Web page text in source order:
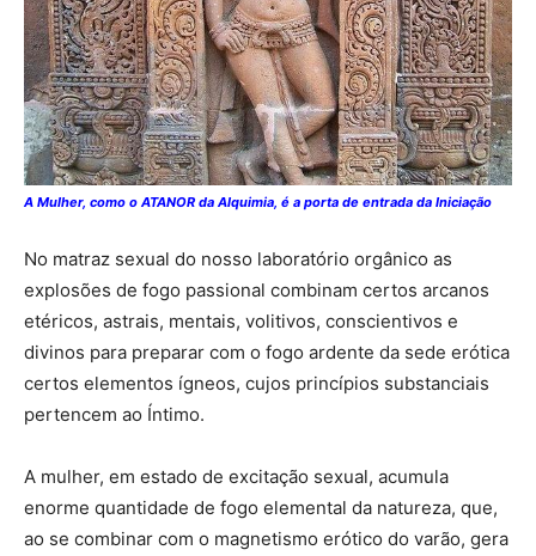
A Mulher, como o ATANOR da Alquimia, é a porta de entrada da Iniciação
No matraz sexual do nosso laboratório orgânico as
explosões de fogo passional combinam certos arcanos
etéricos, astrais, mentais, volitivos, conscientivos e
divinos para preparar com o fogo ardente da sede erótica
certos elementos ígneos, cujos princípios substanciais
pertencem ao Íntimo.
A mulher, em estado de excitação sexual, acumula
enorme quantidade de fogo elemental da natureza, que,
ao se combinar com o magnetismo erótico do varão, gera